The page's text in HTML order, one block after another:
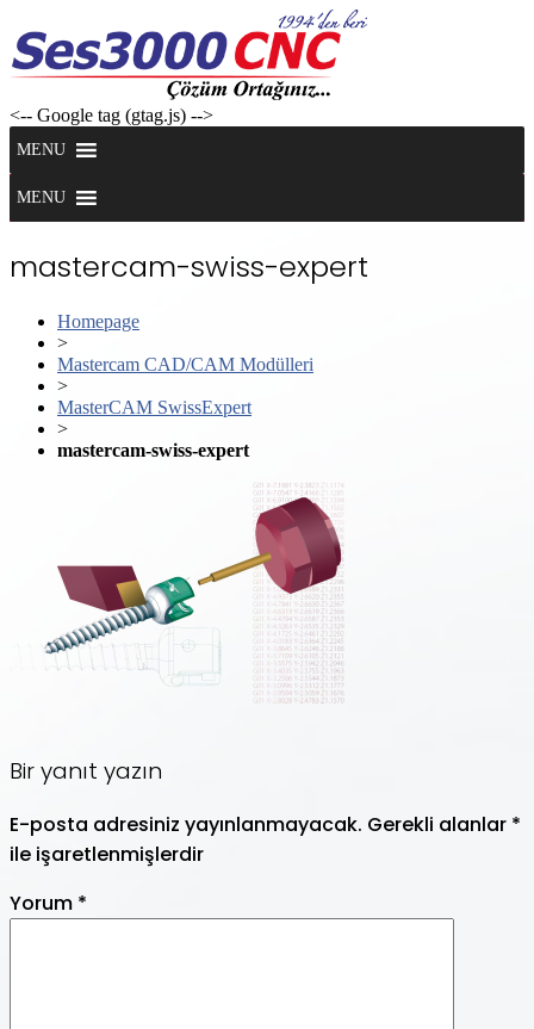
to
content
<-- Google tag (gtag.js) -->
MENU
MENU
mastercam-swiss-expert
Homepage
>
Mastercam CAD/CAM Modülleri
>
MasterCAM SwissExpert
>
mastercam-swiss-expert
Bir yanıt yazın
E-posta adresiniz yayınlanmayacak. Gerekli alanlar *
ile işaretlenmişlerdir
Yorum *